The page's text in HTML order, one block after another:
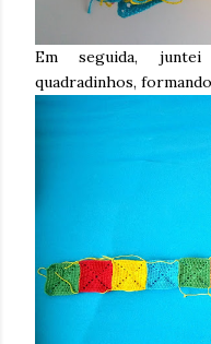
Em seguida,
quadradinhos,